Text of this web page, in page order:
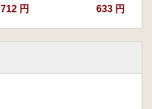
712 円 633 円